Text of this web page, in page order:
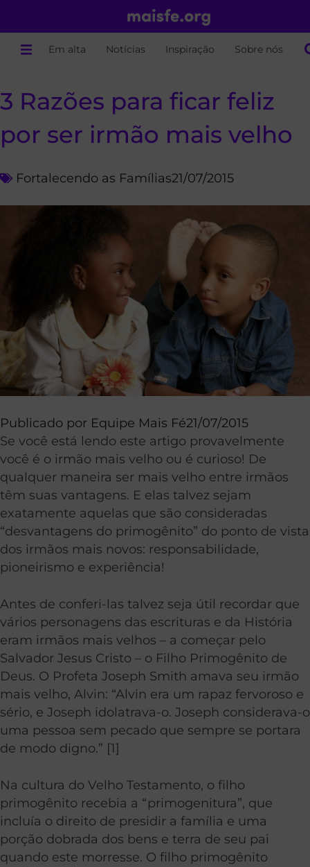
Em alta Notícias Inspiração Sobre nós
3 Razões para ficar feliz
por ser irmão mais velho
Fortalecendo as Famílias21/07/2015
Publicado por Equipe Mais Fé21/07/2015
Se você está lendo este artigo provavelmente
você é o irmão mais velho ou é curioso! De
qualquer maneira ser mais velho entre irmãos
têm suas vantagens. E elas talvez sejam
exatamente aquelas que são consideradas
“desvantagens do primogênito” do ponto de vista
dos irmãos mais novos: responsabilidade,
pioneirismo e experiência!
Antes de conferi-las talvez seja útil recordar que
vários personagens das escrituras e da História
eram irmãos mais velhos – a começar pelo
Salvador Jesus Cristo – o Filho Primogênito de
Deus. O Profeta Joseph Smith amava seu irmão
mais velho, Alvin: “Alvin era um rapaz fervoroso e
sério, e Joseph idolatrava-o. Joseph considerava-o
uma pessoa sem pecado que sempre se portara
de modo digno.” [1]
Na cultura do Velho Testamento, o filho
primogênito recebia a “primogenitura”, que
incluía o direito de presidir a família e uma
porção dobrada dos bens e terra de seu pai
quando este morresse. O filho primogênito